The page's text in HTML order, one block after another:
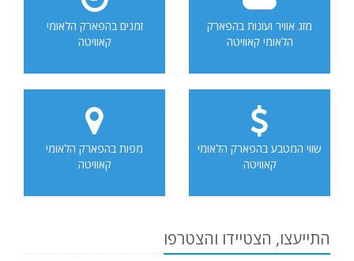
מזג אוויר ועונות בהפארק
הלאומי קאוויטה
זמנים בהפארק הלאומי
קאוויטה
שווי המטבע בהפארק הלאומי
קאוויטה
מפות בהפארק הלאומי
קאוויטה
התייעצו, הצטיידו והצטרפו